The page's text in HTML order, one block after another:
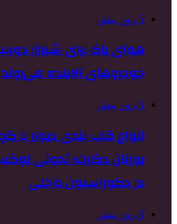
5 روز پیش
هوای پاک برای شیراز؛
خودروهای آلاینده می‌روند
6 روز پیش
انواع قاب بندی دیوار
یورتان دکارت؛ تحولی
در دکوراسیون داخلی
6 روز پیش